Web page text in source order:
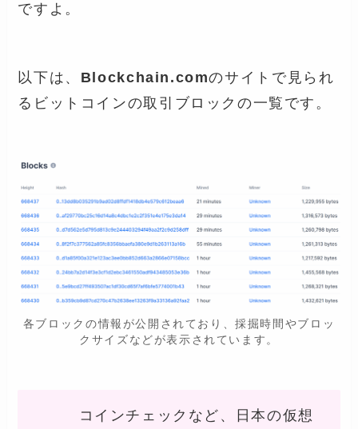
ですよ。
以下は、 Blockchain.comのサイトで見られ
るビットコインの取引ブロックの一覧です。
各ブロックの情報が公開されており、採掘時間やブロッ
クサイズなどが表示されています。
コインチェックなど、日本の仮想